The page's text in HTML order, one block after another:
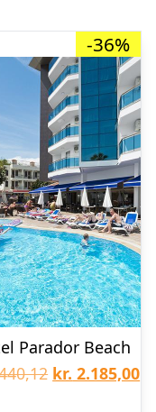
-36%
Parador Beach
Den
kr. 2.185,00